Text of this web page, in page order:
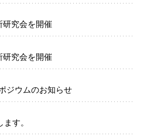
研究会を開催
研究会を開催
ジウムのお知らせ
す。